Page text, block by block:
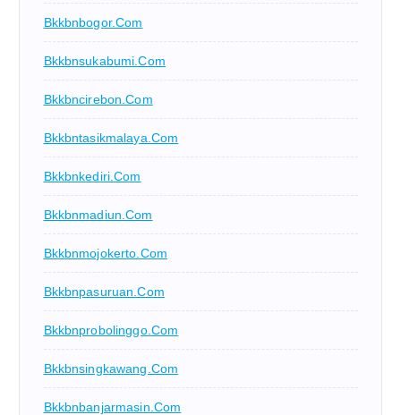
Bkkbnbogor.com
Bkkbnsukabumi.com
Bkkbncirebon.com
Bkkbntasikmalaya.com
Bkkbnkediri.com
Bkkbnmadiun.com
Bkkbnmojokerto.com
Bkkbnpasuruan.com
Bkkbnprobolinggo.com
Bkkbnsingkawang.com
Bkkbnbanjarmasin.com